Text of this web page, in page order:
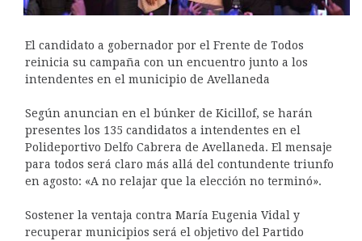
El candidato a gobernador por el Frente de Todos
reinicia su campaña con un encuentro junto a los
intendentes en el municipio de Avellaneda
Según anuncian en el búnker de Kicillof, se harán
presentes los 135 candidatos a intendentes en el
Polideportivo Delfo Cabrera de Avellaneda. El mensaje
para todos será claro más allá del contundente triunfo
en agosto: «A no relajar que la elección no terminó».
Sostener la ventaja contra María Eugenia Vidal y
recuperar municipios será el objetivo del Partido